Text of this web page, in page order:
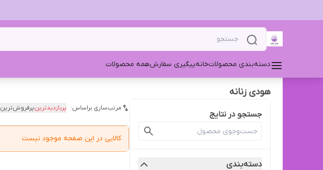
دسته‌بندی محصولاتخانهپیگیری سفارشهمه محصولات
هودی زنانه
جستجو در نتایج
دسته‌بندی
مرتب‌سازی براساس: پربازدیدترینپرفروش‌ترین
کالایی در این صفحه موجود نیست